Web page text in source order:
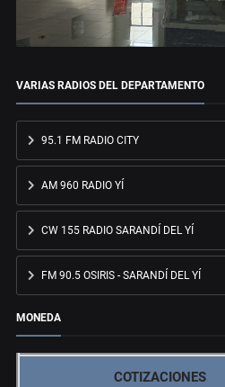
VARIAS RADIOS DEL DEPARTAMENTO
95.1 FM RADIO CITY
AM 960 RADIO YÍ
CW 155 RADIO SARANDÍ DEL YÍ
FM 90.5 OSIRIS - SARANDÍ DEL YÍ
MONEDA
COTIZACIONES